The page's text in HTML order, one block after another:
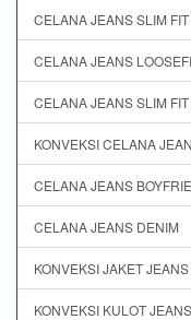
CELANA JEANS SLIM FIT
CELANA JEANS
CELANA JEANS SLIM FIT
KONVEKSI CELANA
CELANA JEANS
CELANA JEANS DENIM
KONVEKSI JAKET JEANS
KONVEKSI KULOT JEANS